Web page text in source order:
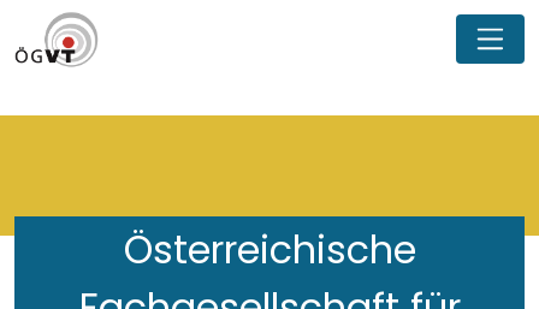
Österreichische